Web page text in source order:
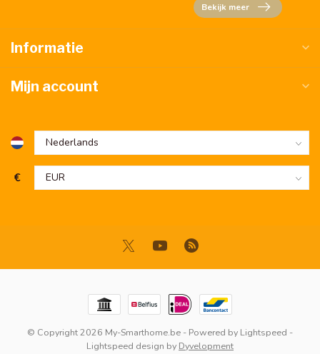
Bekijk meer
Informatie
Mijn account
€
© Copyright 2026 My-Smarthome.be - Powered by Lightspeed -
Lightspeed design by Dyvelopment